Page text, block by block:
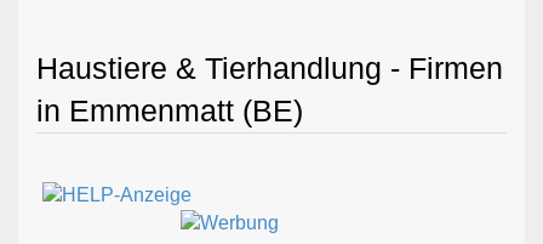
Haustiere & Tierhandlung - Firmen
in Emmenmatt (BE)